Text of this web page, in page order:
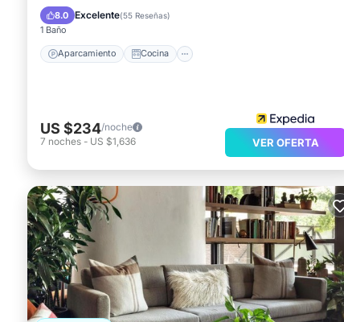
8.0 Excelente(55 Reseñas)
1 Baño
Aparcamiento Cocina
Aire acondicionado
US $234/noche
7 noches - US $1,636 VER OFERTA